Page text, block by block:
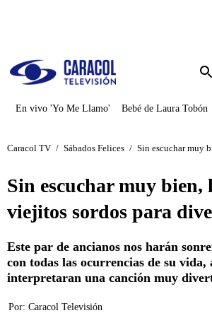
En vivo 'Yo Me Llamo' Bebé de Laura Tobón
Caracol TV / Sábados Felices / Sin escuchar muy
Sin escuchar muy bien,
viejitos sordos para
Este par de ancianos nos harán
con todas las ocurrencias de su vida,
interpretaran una canción muy
Por: Caracol Televisión